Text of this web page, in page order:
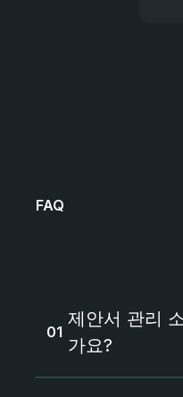
FAQ
제안서 관리
가요?